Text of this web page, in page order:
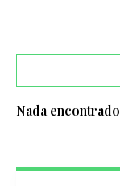
Nada encontrado